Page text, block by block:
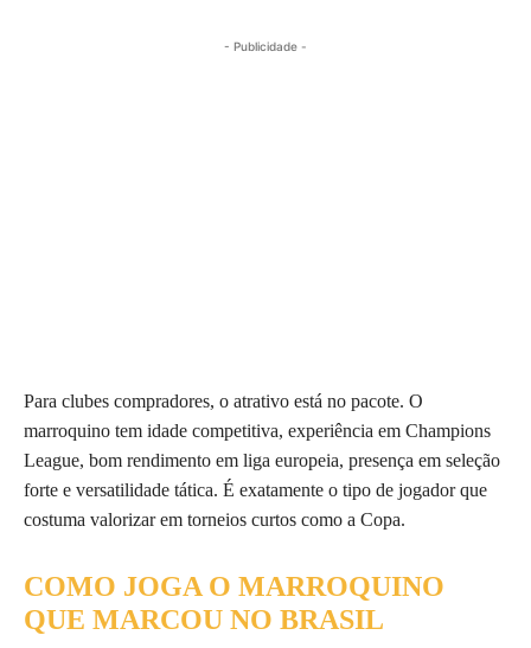
- Publicidade -
Para clubes compradores, o atrativo está no pacote. O
marroquino tem idade competitiva, experiência em Champions
League, bom rendimento em liga europeia, presença em seleção
forte e versatilidade tática. É exatamente o tipo de jogador que
costuma valorizar em torneios curtos como a Copa.
COMO JOGA O MARROQUINO
QUE MARCOU NO BRASIL